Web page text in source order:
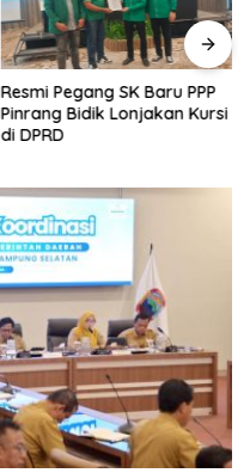
Resmi Pegang SK Baru PPP
Pinrang Bidik Lonjakan Kursi
di DPRD